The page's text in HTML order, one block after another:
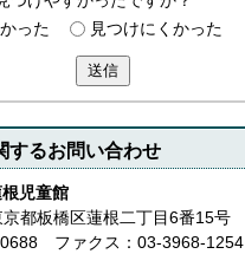
った
見つけにくかった
送信
するお問い合わせ
児童館
都板橋区蓮根二丁目6番15号
ファクス：03-3968-1254